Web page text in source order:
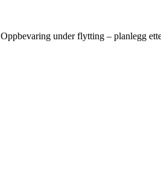
Oppbevaring under flytting – planlegg